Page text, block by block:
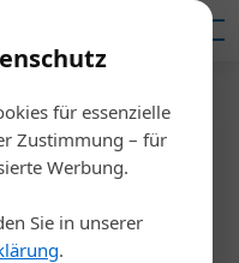
für essenzielle
Zustimmung – für
Werbung.
Sie in unserer
.
bis zu
früher